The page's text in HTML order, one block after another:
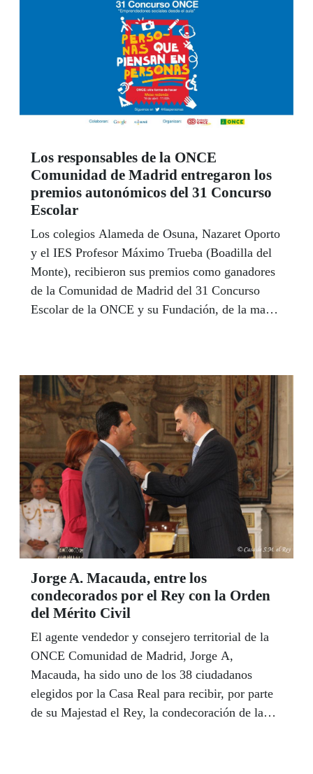
Los responsables de la ONCE
Comunidad de Madrid entregaron los
premios autonómicos del 31 Concurso
Escolar
Los colegios Alameda de Osuna, Nazaret Oporto
y el IES Profesor Máximo Trueba (Boadilla del
Monte), recibieron sus premios como ganadores
de la Comunidad de Madrid del 31 Concurso
Escolar de la ONCE y su Fundación, de la mano
Jorge A. Macauda, entre los
condecorados por el Rey con la Orden
del Mérito Civil
El agente vendedor y consejero territorial de la
ONCE Comunidad de Madrid, Jorge A,
Macauda, ha sido uno de los 38 ciudadanos
elegidos por la Casa Real para recibir, por parte
de su Majestad el Rey, la condecoración de la